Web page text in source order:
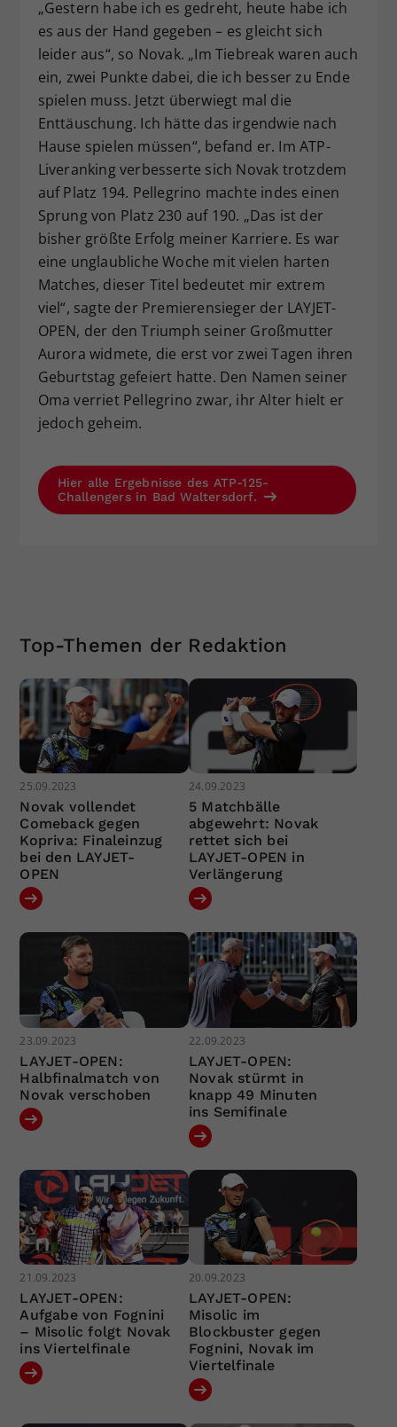
„Gestern habe ich es gedreht, heute habe ich
es aus der Hand gegeben – es gleicht sich
leider aus“, so Novak. „Im Tiebreak waren auch
ein, zwei Punkte dabei, die ich besser zu Ende
spielen muss. Jetzt überwiegt mal die
Enttäuschung. Ich hätte das irgendwie nach
Hause spielen müssen“, befand er. Im ATP-
Liveranking verbesserte sich Novak trotzdem
auf Platz 194. Pellegrino machte indes einen
Sprung von Platz 230 auf 190. „Das ist der
bisher größte Erfolg meiner Karriere. Es war
eine unglaubliche Woche mit vielen harten
Matches, dieser Titel bedeutet mir extrem
viel“, sagte der Premierensieger der LAYJET-
OPEN, der den Triumph seiner Großmutter
Aurora widmete, die erst vor zwei Tagen ihren
Geburtstag gefeiert hatte. Den Namen seiner
Oma verriet Pellegrino zwar, ihr Alter hielt er
jedoch geheim.
Hier alle Ergebnisse des ATP-125-
Challengers in Bad Waltersdorf.
Top-Themen der Redaktion
25.09.2023
Novak vollendet
Comeback gegen
Kopriva: Finaleinzug
bei den LAYJET-
OPEN
24.09.2023
5 Matchbälle
abgewehrt: Novak
rettet sich bei
LAYJET-OPEN in
Verlängerung
23.09.2023
LAYJET-OPEN:
Halbfinalmatch von
Novak verschoben
22.09.2023
LAYJET-OPEN:
Novak stürmt in
knapp 49 Minuten
ins Semifinale
21.09.2023
LAYJET-OPEN:
Aufgabe von Fognini
– Misolic folgt Novak
ins Viertelfinale
20.09.2023
LAYJET-OPEN:
Misolic im
Blockbuster gegen
Fognini, Novak im
Viertelfinale